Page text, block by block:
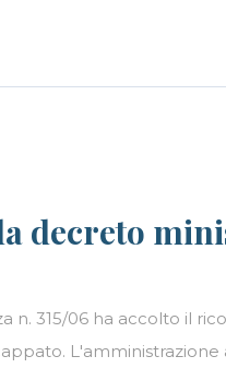
decreto
n. 315/06 ha accolto il